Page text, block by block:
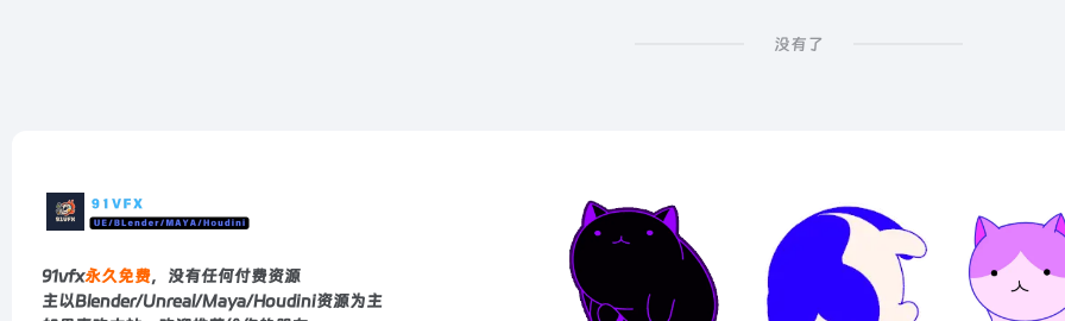
没有了
91vfx永久免费，没有任何付费资源
主以Blender/Unreal/Maya/Houdini资源为主